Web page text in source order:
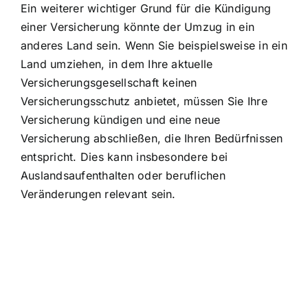
Ein weiterer wichtiger Grund für die Kündigung
einer Versicherung könnte der Umzug in ein
anderes Land sein. Wenn Sie beispielsweise in ein
Land umziehen, in dem Ihre aktuelle
Versicherungsgesellschaft keinen
Versicherungsschutz anbietet, müssen Sie Ihre
Versicherung kündigen und eine neue
Versicherung abschließen, die Ihren Bedürfnissen
entspricht. Dies kann insbesondere bei
Auslandsaufenthalten oder beruflichen
Veränderungen relevant sein.